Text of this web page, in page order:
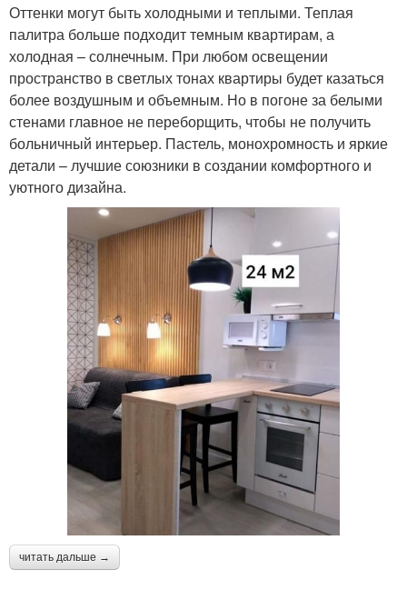
Оттенки могут быть холодными и теплыми. Теплая
палитра больше подходит темным квартирам, а
холодная – солнечным. При любом освещении
пространство в светлых тонах квартиры будет казаться
более воздушным и объемным. Но в погоне за белыми
стенами главное не переборщить, чтобы не получить
больничный интерьер. Пастель, монохромность и яркие
детали – лучшие союзники в создании комфортного и
уютного дизайна.
читать дальше →